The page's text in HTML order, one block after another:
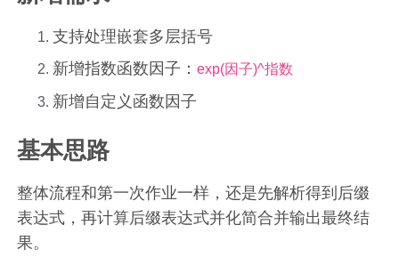
支持处理嵌套多层括号
新增指数函数因子：exp(因子)^指数
新增自定义函数因子
基本思路
整体流程和第一次作业一样，还是先解析得到后缀
表达式，再计算后缀表达式并化简合并输出最终结
果。